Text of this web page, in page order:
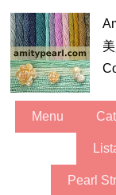
Amity Pearl Trading Co 安
Menu
Pearl